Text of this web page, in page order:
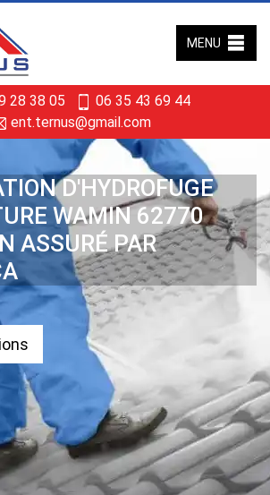
28 38 05
06 35 43 69 44
ent.ternus@gmail.com
MENU
D'HYDROFUGE
WAMIN 62770
ASSURÉ PAR